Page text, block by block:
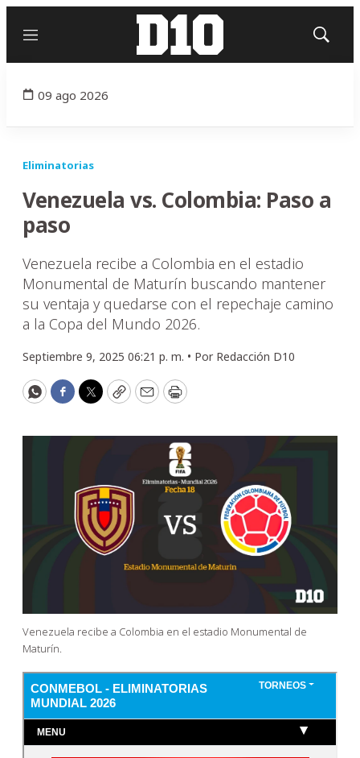
Menú
Mostrar
09 ago 2026
Eliminatorias
Venezuela vs. Colombia: Paso a
paso
Venezuela recibe a Colombia en el estadio
Monumental de Maturín buscando mantener
su ventaja y quedarse con el repechaje camino
a la Copa del Mundo 2026.
Septiembre 9, 2025 06:21 p. m. • Por Redacción D10
WhatsApp
Facebook
Twitter
CopyEmailPrint
Venezuela recibe a Colombia en el estadio Monumental de
Maturín.